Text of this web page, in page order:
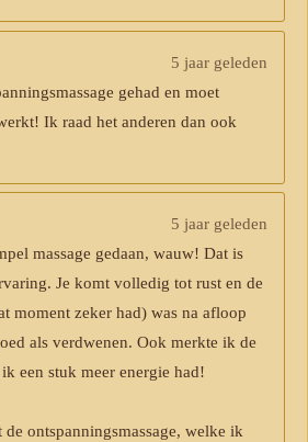
5 jaar geleden
gehad en moet
Ik raad het anderen dan ook
5 jaar geleden
massage gedaan, wauw! Dat is
Je komt volledig tot rust en de
moment zeker had) was na afloop
als verdwenen. Ook merkte ik de
een stuk meer energie had!
ontspanningsmassage, welke ik